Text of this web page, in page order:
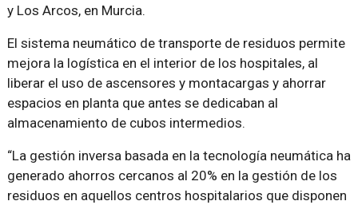
y Los Arcos, en Murcia.
El sistema neumático de transporte de residuos permite
mejora la logística en el interior de los hospitales, al
liberar el uso de ascensores y montacargas y ahorrar
espacios en planta que antes se dedicaban al
almacenamiento de cubos intermedios.
“La gestión inversa basada en la tecnología neumática ha
generado ahorros cercanos al 20% en la gestión de los
residuos en aquellos centros hospitalarios que disponen